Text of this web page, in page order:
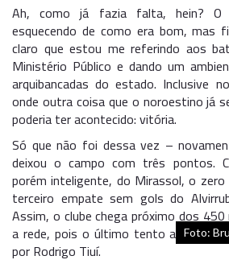
Ah, como já fazia falta, hein? O
esquecendo de como era bom, mas
claro que estou me referindo aos
Ministério Público e dando um
arquibancadas do estado. Inclusive
onde outra coisa que o noroestino já
poderia ter acontecido: vitória.
Só que não foi dessa vez –
deixou o campo com três pontos.
porém inteligente, do Mirassol, o zero
terceiro empate sem gols do
Assim, o clube chega próximo dos
a rede, pois o último tento anotado
por Rodrigo Tiuí.
Foto: